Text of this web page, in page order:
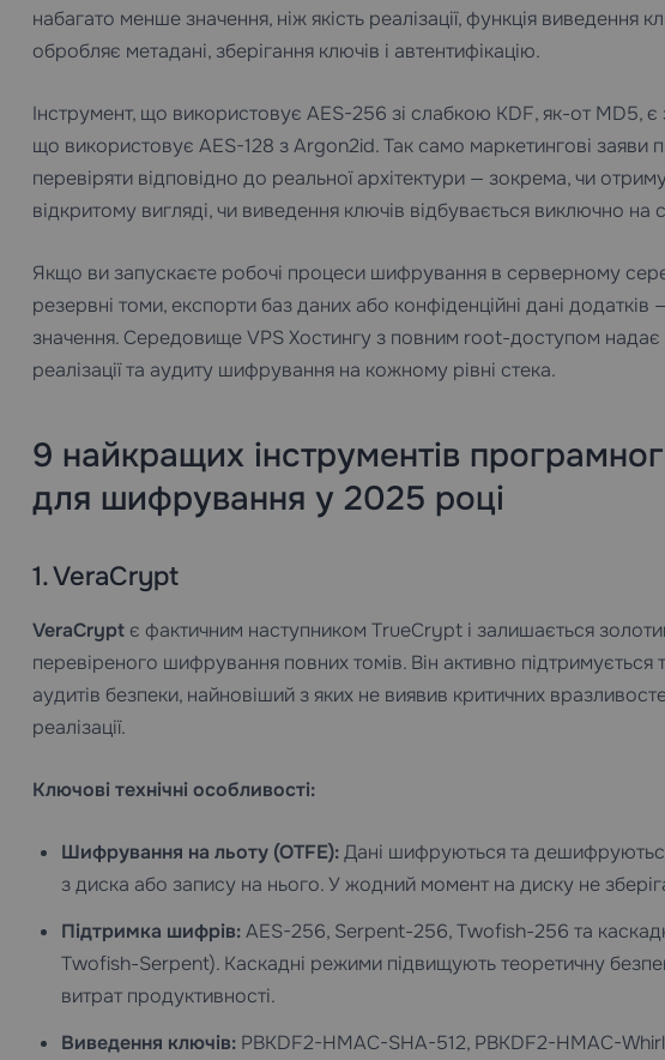
набагато менше значення, ніж якість реалізації, функція виведення
обробляє метадані, зберігання ключів і автентифікацію.
Інструмент, що використовує AES-256 зі слабкою KDF, як-от MD5,
що використовує AES-128 з Argon2id. Так само маркетингові заяви
перевіряти відповідно до реальної архітектури — зокрема, чи
відкритому вигляді, чи виведення ключів відбувається виключно на
Якщо ви запускаєте робочі процеси шифрування в серверному
резервні томи, експорти баз даних або конфіденційні дані
значення. СередовищеVPS Хостингу з повним root-доступом надає
реалізації та аудиту шифрування на кожному рівні стека.
9 найкращих інструментів
для шифрування у 2025 році
1. VeraCrypt
VeraCryptє фактичним наступником TrueCrypt і залишається
перевіреного шифрування повних томів. Він активно
аудитів безпеки, найновіший з яких не виявив критичних
реалізації.
Ключові технічні особливості:
Шифрування на льоту (OTFE):Дані шифруються та
з диска або запису на нього. У жодний момент на диску не
Підтримка шифрів:AES-256, Serpent-256, Twofish-256 та
Twofish-Serpent). Каскадні режими підвищують теоретичну
витрат продуктивності.
Виведення ключів:PBKDF2-HMAC-SHA-512, PBKDF2-HMAC-